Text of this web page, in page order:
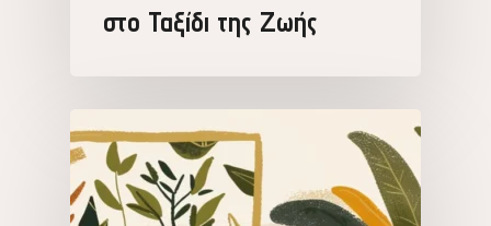
στο Ταξίδι της Ζωής